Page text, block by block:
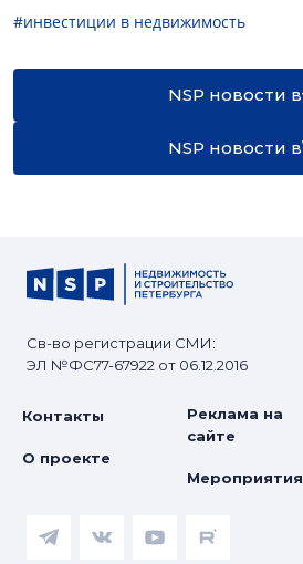
#инвестиции в недвижимость
NSP новости в
NSP новости в
Св-во регистрации СМИ:
ЭЛ №ФС77-67922 от 06.12.2016
Контакты
О проекте
Реклама на
сайте
Мероприятия